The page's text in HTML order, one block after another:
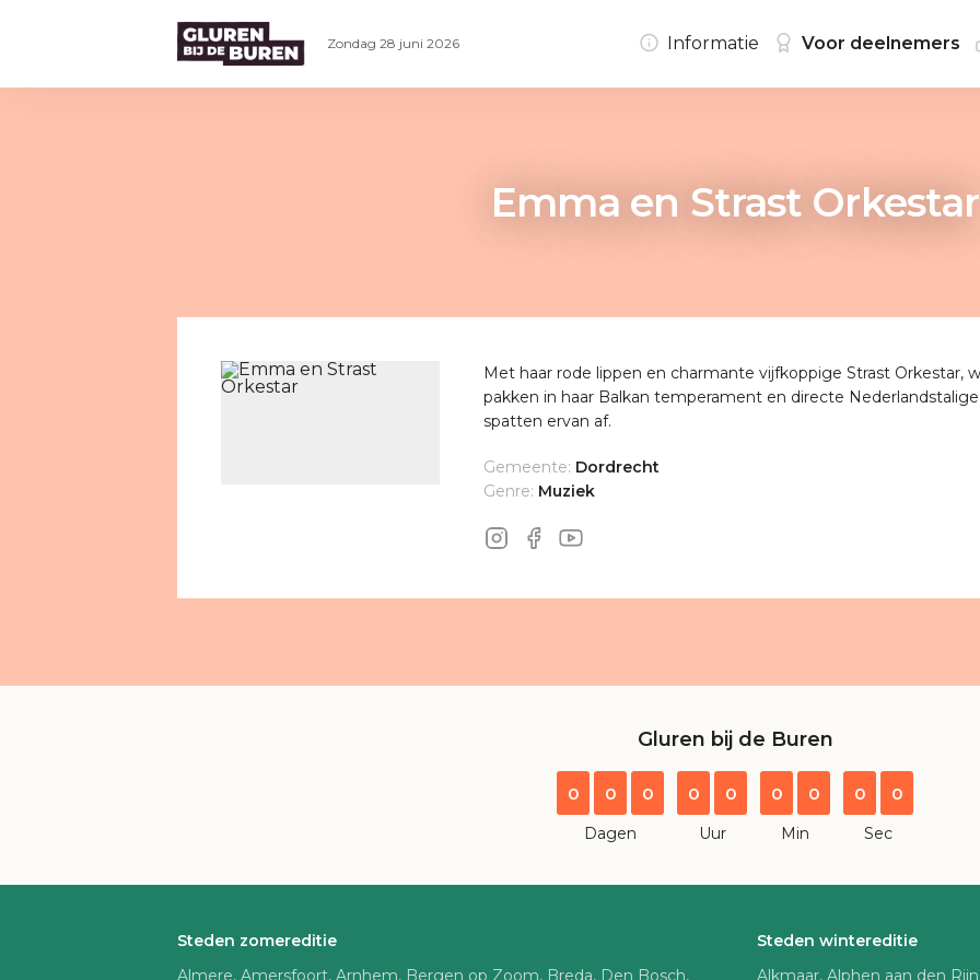
Emma en Strast Orkestar
Met haar rode lippen en charmante vijfkoppige Strast Orkestar,
pakken in haar Balkan temperament en directe
spatten ervan af.
Gemeente: Dordrecht
Genre: Muziek
Gluren bij de Buren
0 0 0
Dagen
0 0
Uur
0 0
Min
0 0
Sec
Steden zomereditie
Almere, Amersfoort, Arnhem, Bergen op Zoom, Breda, Den Bosch,
Steden wintereditie
Alkmaar, Alphen aan den
Zondag 28 juni 2026 Informatie Voor deelnemers